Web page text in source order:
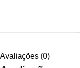
Avaliações (0)